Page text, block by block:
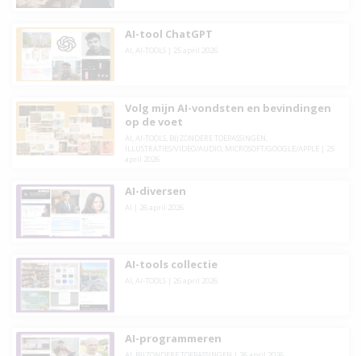
AI-tool ChatGPT
AI AI-TOOLS 25 april 2026
Volg mijn AI-vondsten en bevindingen
op de voet
AI AI-TOOLS BIJZONDERE TOEPASSINGEN
ILLUSTRATIES/VIDEO/AUDIO
MICROSOFT/GOOGLE/APPLE
25
april 2026
AI-diversen
AI 26 april 2026
AI-tools collectie
AI AI-TOOLS 26 april 2026
AI-programmeren